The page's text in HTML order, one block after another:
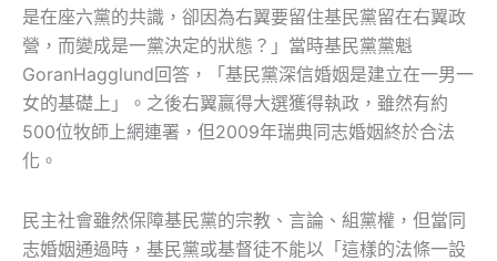
是在座六黨的共識，卻因為右翼要留住基民黨留在右翼政
營，而變成是一黨決定的狀態？」當時基民黨黨魁
GoranHagglund回答，「基民黨深信婚姻是建立在一男一
女的基礎上」。之後右翼贏得大選獲得執政，雖然有約
500位牧師上網連署，但2009年瑞典同志婚姻終於合法
化。
民主社會雖然保障基民黨的宗教、言論、組黨權，但當同
志婚姻通過時，基民黨或基督徒不能以「這樣的法條一設